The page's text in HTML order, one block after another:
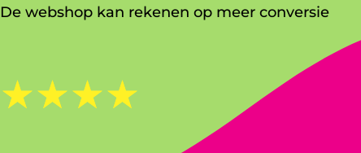
De webshop kan rekenen op meer conversie
☆☆☆☆